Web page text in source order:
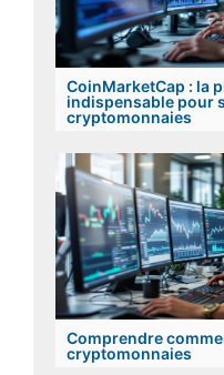
CoinMarketCap : la
indispensable pour
cryptomonnaies
Comprendre
cryptomonnaies